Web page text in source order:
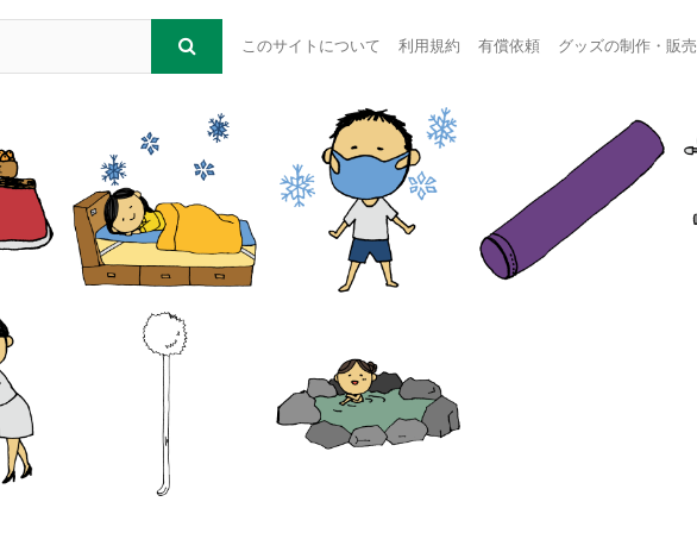
このサイトについて 利用規約 有償依頼 グッズの制作・販売